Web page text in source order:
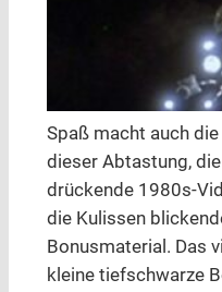
Spaß macht auch
dieser Abtastung,
drückende 1980s-
die Kulissen
Bonusmaterial. Das
kleine tiefschwarze